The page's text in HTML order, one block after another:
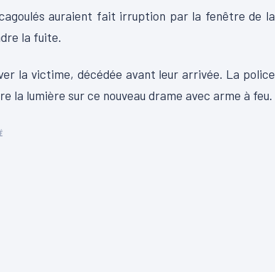
auraient fait irruption par la fenêtre de la
la fuite.
la victime, décédée avant leur arrivée. La police
la lumière sur ce nouveau drame avec arme à feu.